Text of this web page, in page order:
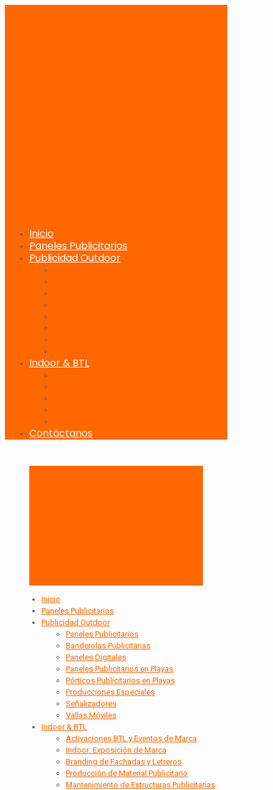
Inicio
Paneles Publicitarios
Publicidad Outdoor
Indoor & BTL
Contáctanos
Inicio
Paneles Publicitarios
Publicidad Outdoor
Paneles Publicitarios
Banderolas Publicitarias
Paneles Digitales
Paneles Publicitarios en Playas
Pórticos Publicitarios en Playas
Producciones Especiales
Señalizadores
Vallas Móviles
Indoor & BTL
Activaciones BTL y Eventos de Marca
Indoor: Exposición de Marca
Branding de Fachadas y Letreros
Producción de Material Publicitario
Mantenimiento de Estructuras Publicitarias